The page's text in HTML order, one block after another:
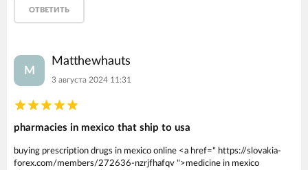
ОТВЕТИТЬ
M
Matthewhauts
3 августа 2024 11:31
pharmacies in mexico that ship to usa
buying prescription drugs in mexico online <a href=" https://slovakia-
forex.com/members/272636-nzrjfhafqv ">medicine in mexico